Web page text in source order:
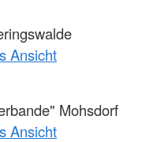
Ansicht
Mohsdorf
Ansicht